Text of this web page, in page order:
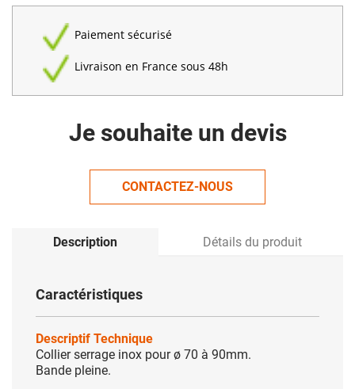
Paiement sécurisé
Livraison en France sous 48h
Je souhaite un devis
CONTACTEZ-NOUS
Description Détails du produit
Caractéristiques
Descriptif Technique
Collier serrage inox pour ø 70 à 90mm.
Bande pleine.